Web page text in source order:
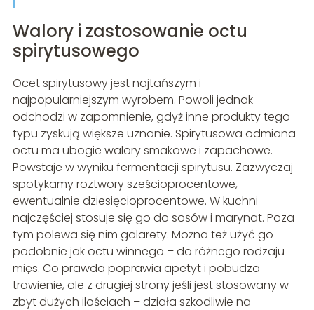
Walory i zastosowanie octu
spirytusowego
Ocet spirytusowy jest najtańszym i
najpopularniejszym wyrobem. Powoli jednak
odchodzi w zapomnienie, gdyż inne produkty tego
typu zyskują większe uznanie. Spirytusowa odmiana
octu ma ubogie walory smakowe i zapachowe.
Powstaje w wyniku fermentacji spirytusu. Zazwyczaj
spotykamy roztwory sześcioprocentowe,
ewentualnie dziesięcioprocentowe. W kuchni
najczęściej stosuje się go do sosów i marynat. Poza
tym polewa się nim galarety. Można też użyć go –
podobnie jak octu winnego – do różnego rodzaju
mięs. Co prawda poprawia apetyt i pobudza
trawienie, ale z drugiej strony jeśli jest stosowany w
zbyt dużych ilościach – działa szkodliwie na